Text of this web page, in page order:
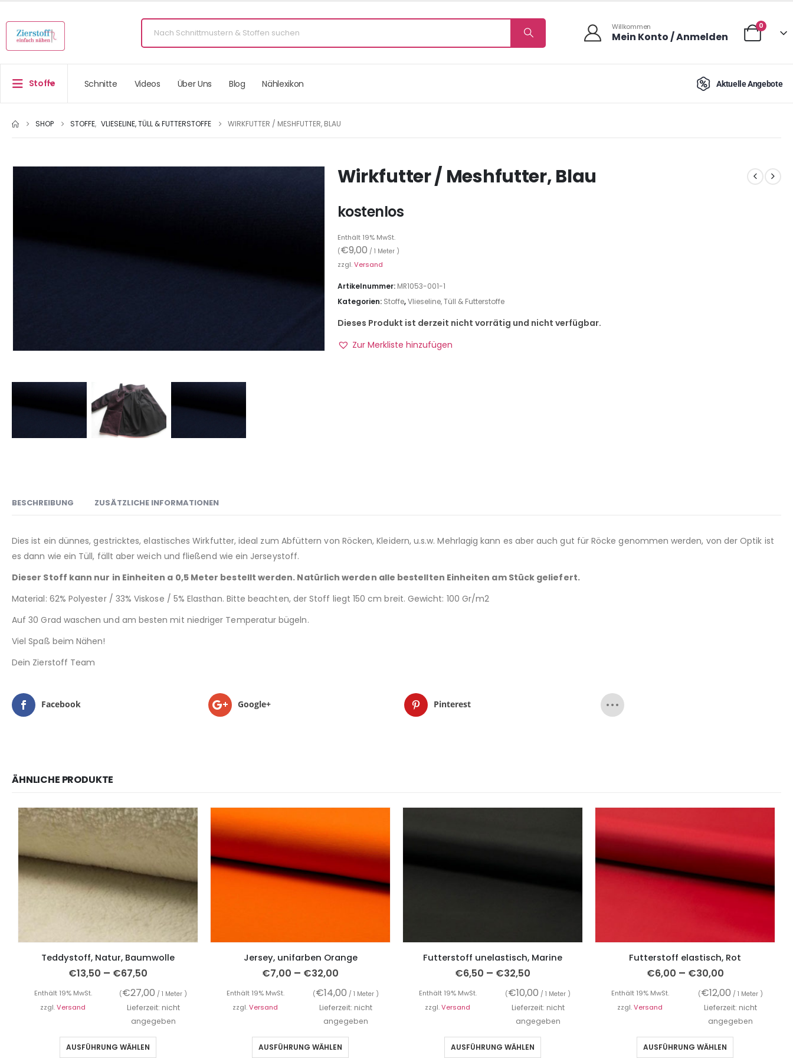
Willkommen
Mein Konto / Anmelden
0
Stoffe Schnitte Videos Über Uns Blog Nählexikon Aktuelle Angebote
SHOP STOFFE, VLIESELINE, TÜLL & FUTTERSTOFFE WIRKFUTTER / MESHFUTTER, BLAU
Wirkfutter / Meshfutter, Blau
kostenlos
Enthält 19% MwSt.
(€9,00 / 1 Meter )
zzgl.Versand
Artikelnummer: MR1053-001-1
Kategorien: Stoffe,Vlieseline, Tüll & Futterstoffe
Dieses Produkt ist derzeit nicht vorrätig und nicht verfügbar.
Zur Merkliste hinzufügen
BESCHREIBUNG ZUSÄTZLICHE INFORMATIONEN
Dies ist ein dünnes, gestricktes, elastisches Wirkfutter, ideal zum Abfüttern von Röcken, Kleidern, u.s.w. Mehrlagig kann es aber auch gut für Röcke genommen werden, von der Optik ist
es dann wie ein Tüll, fällt aber weich und fließend wie ein Jerseystoff.
Dieser Stoff kann nur in Einheiten a 0,5 Meter bestellt werden. Natürlich werden alle bestellten Einheiten am Stück geliefert.
Material: 62% Polyester / 33% Viskose / 5% Elasthan. Bitte beachten, der Stoff liegt 150 cm breit. Gewicht: 100 Gr/m2
Auf 30 Grad waschen und am besten mit niedriger Temperatur bügeln.
Viel Spaß beim Nähen!
Dein Zierstoff Team
Facebook Google+ Pinterest
ÄHNLICHE PRODUKTE
Teddystoff, Natur, Baumwolle
€13,50 – €67,50
Enthält 19% MwSt. (€27,00 / 1 Meter )
zzgl.Versand
Lieferzeit: nicht
angegeben
AUSFÜHRUNG WÄHLEN
Jersey, unifarben Orange
€7,00 – €32,00
Enthält 19% MwSt. (€14,00 / 1 Meter )
zzgl.Versand
Lieferzeit: nicht
angegeben
AUSFÜHRUNG WÄHLEN
Futterstoff unelastisch, Marine
€6,50 – €32,50
Enthält 19% MwSt. (€10,00 / 1 Meter )
zzgl.Versand
Lieferzeit: nicht
angegeben
AUSFÜHRUNG WÄHLEN
Futterstoff elastisch, Rot
€6,00 – €30,00
Enthält 19% MwSt. (€12,00 / 1 Meter )
zzgl.Versand
Lieferzeit: nicht
angegeben
AUSFÜHRUNG WÄHLEN